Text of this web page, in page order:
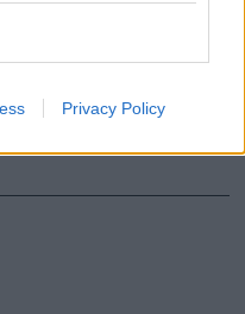
Privacy Policy
με
την Ουκρανία